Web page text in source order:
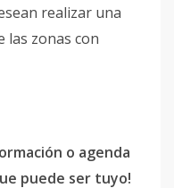
realizar una
las zonas con
o agenda
puede ser tuyo!